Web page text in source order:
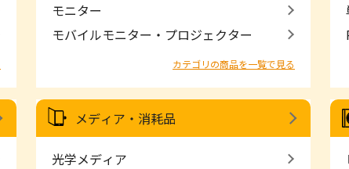
モニター
モバイルモニター・プロジェクター
カテゴリの商品を一覧で見る
メディア・消耗品
光学メディア